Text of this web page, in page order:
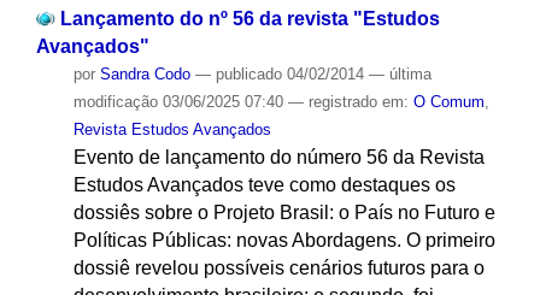
Lançamento do nº 56 da revista "Estudos
Avançados"
por Sandra Codo — publicado04/02/2014 — última
modificação03/06/2025 07:40 — registrado em: O Comum,
Revista Estudos Avançados
Evento de lançamento do número 56 da Revista
Estudos Avançados teve como destaques os
dossiês sobre o Projeto Brasil: o País no Futuro e
Políticas Públicas: novas Abordagens. O primeiro
dossiê revelou possíveis cenários futuros para o